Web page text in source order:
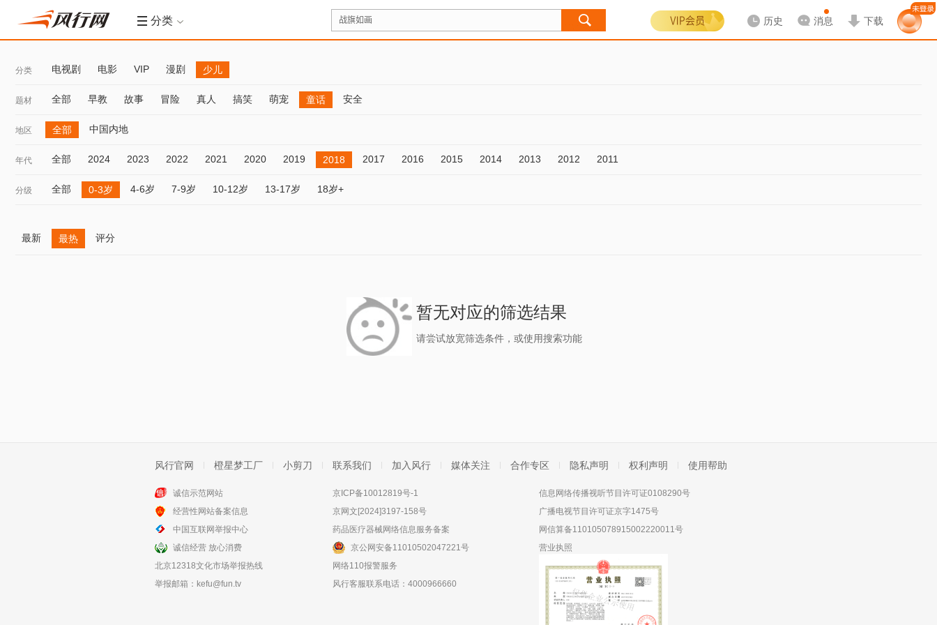
分类 历史 消息 下载
分类 电视剧 电影 VIP 漫剧 少儿
题材 全部 早教 故事 冒险 真人 搞笑 萌宠 童话 安全
地区 全部 中国内地
年代 全部 2024 2023 2022 2021 2020 2019 2018 2017 2016 2015 2014 2013 2012 2011
分级 全部 0-3岁 4-6岁 7-9岁 10-12岁 13-17岁 18岁+
最新 最热 评分
暂无对应的筛选结果
请尝试放宽筛选条件，或使用搜索功能
风行官网 橙星梦工厂 小剪刀 联系我们 加入风行 媒体关注 合作专区 隐私声明 权利声明 使用帮助
诚信示范网站
经营性网站备案信息
中国互联网举报中心
诚信经营 放心消费
北京12318文化市场举报热线
举报邮箱： kefu@fun.tv
京ICP备10012819号-1
京网文[2024]3197-158号
药品医疗器械网络信息服务备案
京公网安备11010502047221号
网络110报警服务
风行客服联系电话：4000966660
信息网络传播视听节目许可证0108290号
广播电视节目许可证京字1475号
网信算备110105078915002220011号
营业执照